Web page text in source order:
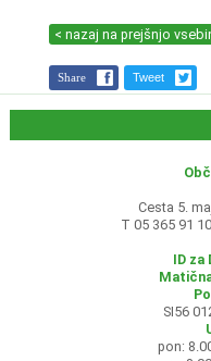
< nazaj na prejšnjo
Share Tweet
Cesta 5.
T 05 365 91
ID za
SI56
pon: